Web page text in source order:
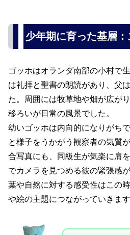
少年期に育った基層：
ゴッホはオランダ南部の小村で
は礼拝と聖書の朗読があり、父
た。周囲には牧草地や畑が広が
移ろいが日常の風景でした。
幼いゴッホは内向的になりがち
と様子をうかがう観察者の気質
合写真にも、同級生が気楽に肩
でカメラを見つめる彼の緊張感
葉や自然に対する感受性はこの
や絵の主題につながっていきます